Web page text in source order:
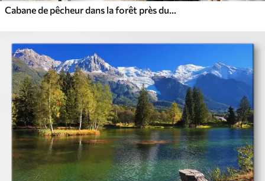
Cabane de pêcheur dans la forêt près du ruisseau